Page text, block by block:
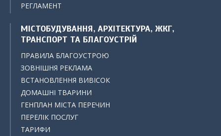
РЕГЛАМЕНТ
МІСТОБУДУВАННЯ, АРХІТЕКТУРА, ЖКГ,
ТРАНСПОРТ ТА БЛАГОУСТРІЙ
ПРАВИЛА БЛАГОУСТРОЮ
ЗОВНІШНЯ РЕКЛАМА
ВСТАНОВЛЕННЯ ВИВІСОК
ДОМАШНІ ТВАРИНИ
ГЕНПЛАН МІСТА ПЕРЕЧИН
ПЕРЕЛІК ПОСЛУГ
ТАРИФИ